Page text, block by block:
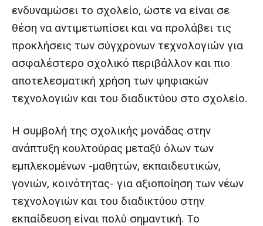
ενδυναμώσει το σχολείο, ώστε να είναι σε
θέση να αντιμετωπίσει και να προλάβει τις
προκλήσεις των σύγχρονων τεχνολογιών για
ασφαλέστερο σχολικό περιβάλλον και πιο
αποτελεσματική χρήση των ψηφιακών
τεχνολογιών και του διαδικτύου στο σχολείο.
Η συμβολή της σχολικής μονάδας στην
ανάπτυξη κουλτούρας μεταξύ όλων των
εμπλεκομένων -μαθητών, εκπαιδευτικών,
γονιών, κοινότητας- για αξιοποίηση των νέων
τεχνολογιών και του διαδικτύου στην
εκπαίδευση είναι πολύ σημαντική. Το